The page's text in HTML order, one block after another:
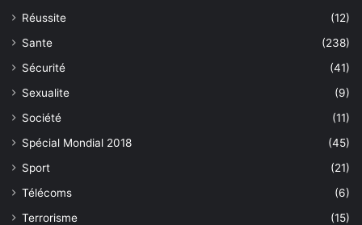
Réussite
(12)
Sante
(238)
Sécurité
(41)
Sexualite
(9)
Société
(11)
Spécial Mondial 2018
(45)
Sport
(21)
Télécoms
(6)
Terrorisme
(15)